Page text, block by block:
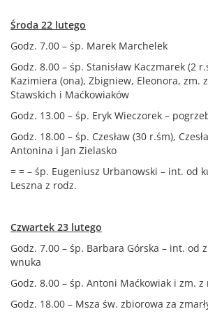
Środa 22 lutego
Godz. 7.00 – śp. Marek Marchelek
Godz. 8.00 – śp. Stanisław Kaczmarek (2
Kazimiera (ona), Zbigniew, Eleonora, zm.
Stawskich i Maćkowiaków
Godz. 13.00 – śp. Eryk Wieczorek –
Godz. 18.00 – śp. Czesław (30 r.śm),
Antonina i Jan Zielasko
= = – śp. Eugeniusz Urbanowski – int. od
Leszna z rodz.
Czwartek 23 lutego
Godz. 7.00 – śp. Barbara Górska – int. od
wnuka
Godz. 8.00 – śp. Antoni Maćkowiak i zm. z
Godz. 18.00 – Msza św. zbiorowa za